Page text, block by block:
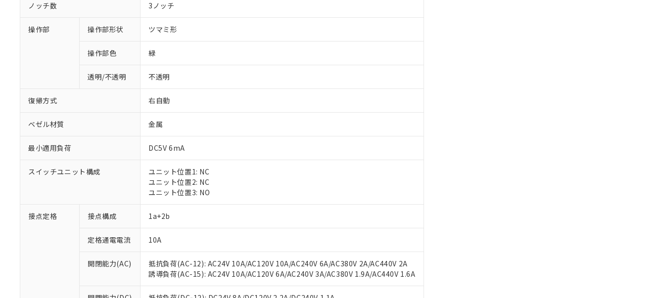
ノッチ数 3ノッチ
操作部 操作部形状 ツマミ形
操作部色 緑
透明/不透明 不透明
復帰方式 右自動
ベゼル材質 金属
最小適用負荷 DC5V 6mA
スイッチユニット構成
ユニット位置1: NC
ユニット位置2: NC
ユニット位置3: NO
接点定格 接点構成 1a+2b
定格通電電流 10A
開閉能力(AC)
抵抗負荷(AC-12): AC24V 10A/AC120V 10A/AC240V 6A/AC380V 2A/AC440V 2A
誘導負荷(AC-15): AC24V 10A/AC120V 6A/AC240V 3A/AC380V 1.9A/AC440V 1.6A
ご利用条件
以下の条件をお読みいただき、同意のうえご利用ください。
本サービスは、当社制御機器事業取扱商品の当社在庫状況および標準価格(税抜)を提供させていただ
くものです。
当社制御機器事業取扱商品の中には、本サービスの対象外となる商品もあることをご了承ください。
※1 対応状況
対応済み：EU RoHS指令（10物質）の非含有に対応した製品が提供可能な商品です。
対応予定：EU RoHS指令（10物質）の非含有に対応した製品に切り替える予定のある商品です。
対応予定なし：EU RoHS指令（10物質）の非含有に非対応の商品で、対応品を出す予定はありません。
非該当品：ライセンス料など無形物で、有害物質有無と関係のない商品です。
仕入先様の事情により、非含有部品としていたものが、含有品と判明した場合などやむを得ず変更すること
があります。
*EU RoHS指令（10物質）：
鉛(Pb) 1000ppm以下、 水銀(Hg) 1000ppm以下、 カドミウム(Cd) 100ppm以下、
六価クロム(Cr(Ⅵ)) 1000ppm以下、ポリ臭化ビフェニル類(PBB) 1000ppm以下、ポリ臭化ジフェニルエーテル類(PBDE) 1000ppm以下、
※1 中国RoHS○×表
「－」：未確認です。当社販売部門へお問い合わせください。
*中国RoHS10物質の基準値 (GB/T26572)：
Pb(鉛) :1000ppm、 Hg(水銀) : 1000ppm、 Cd(カドミウム) : 100ppm、
当社は、これら貴社製品のうち、外国為替および外国貿易法に定める商品（以下｢規制貨物等」とい
う）を輸出または国外への提供する場合は、日本国政府の輸出許可(または役務取引許可)を取得する
当社は規制貨物を破棄する場合は、完全に破砕するなど、違法に輸出されないよう必要な手段を講じ
記
号
説明